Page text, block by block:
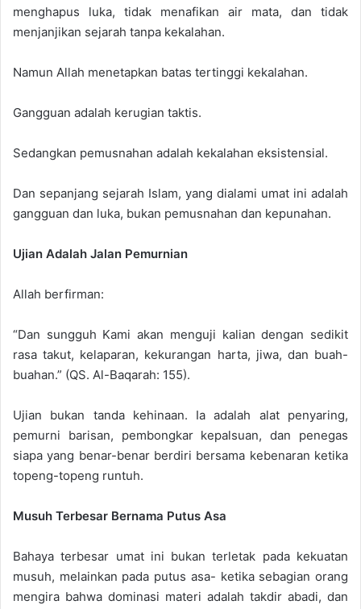
menghapus luka, tidak menafikan air mata, dan tidak
menjanjikan sejarah tanpa kekalahan.
Namun Allah menetapkan batas tertinggi kekalahan.
Gangguan adalah kerugian taktis.
Sedangkan pemusnahan adalah kekalahan eksistensial.
Dan sepanjang sejarah Islam, yang dialami umat ini adalah
gangguan dan luka, bukan pemusnahan dan kepunahan.
Ujian Adalah Jalan Pemurnian
Allah berfirman:
“Dan sungguh Kami akan menguji kalian dengan sedikit
rasa takut, kelaparan, kekurangan harta, jiwa, dan buah-
buahan.” (QS. Al-Baqarah: 155).
Ujian bukan tanda kehinaan. Ia adalah alat penyaring,
pemurni barisan, pembongkar kepalsuan, dan penegas
siapa yang benar-benar berdiri bersama kebenaran ketika
topeng-topeng runtuh.
Musuh Terbesar Bernama Putus Asa
Bahaya terbesar umat ini bukan terletak pada kekuatan
musuh, melainkan pada putus asa- ketika sebagian orang
mengira bahwa dominasi materi adalah takdir abadi, dan